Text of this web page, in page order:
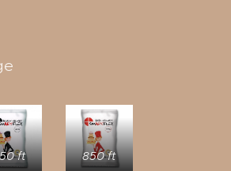
ft 850 ft